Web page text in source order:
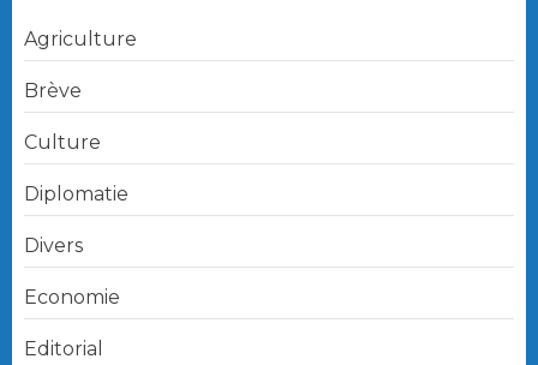
Agriculture
Brève
Culture
Diplomatie
Divers
Economie
Editorial